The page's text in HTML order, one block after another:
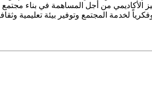
الأكاديمي من أجل المساهمة في بناء
لخدمة المجتمع وتوفير بيئة تعليمية